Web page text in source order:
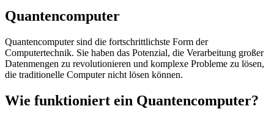
Quantencomputer
Quantencomputer sind die fortschrittlichste Form der
Computertechnik. Sie haben das Potenzial, die Verarbeitung großer
Datenmengen zu revolutionieren und komplexe Probleme zu lösen,
die traditionelle Computer nicht lösen können.
Wie funktioniert ein Quantencomputer?